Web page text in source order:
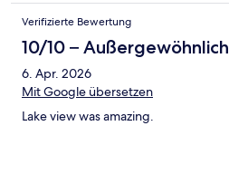
Verifizierte Bewertung
10/10 – Außergewöhnlich
6. Apr. 2026
Mit Google übersetzen
Lake view was amazing.